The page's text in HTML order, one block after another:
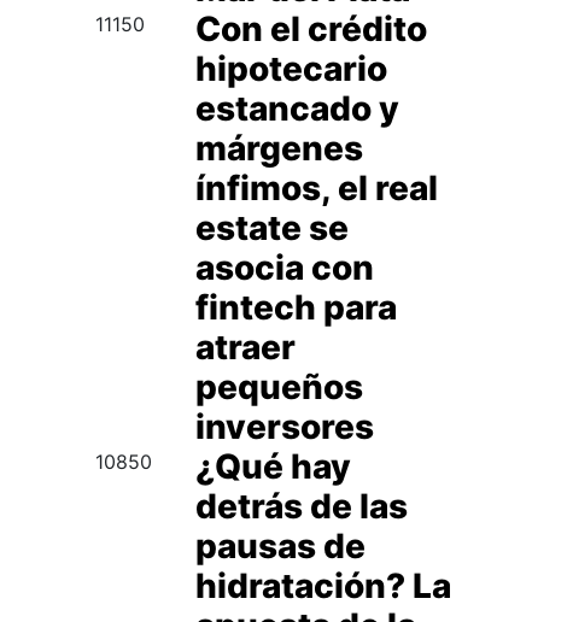
11150
Con el crédito
hipotecario
estancado y
márgenes
ínfimos, el real
estate se
asocia con
fintech para
atraer
pequeños
inversores
10850
¿Qué hay
detrás de las
pausas de
hidratación? La